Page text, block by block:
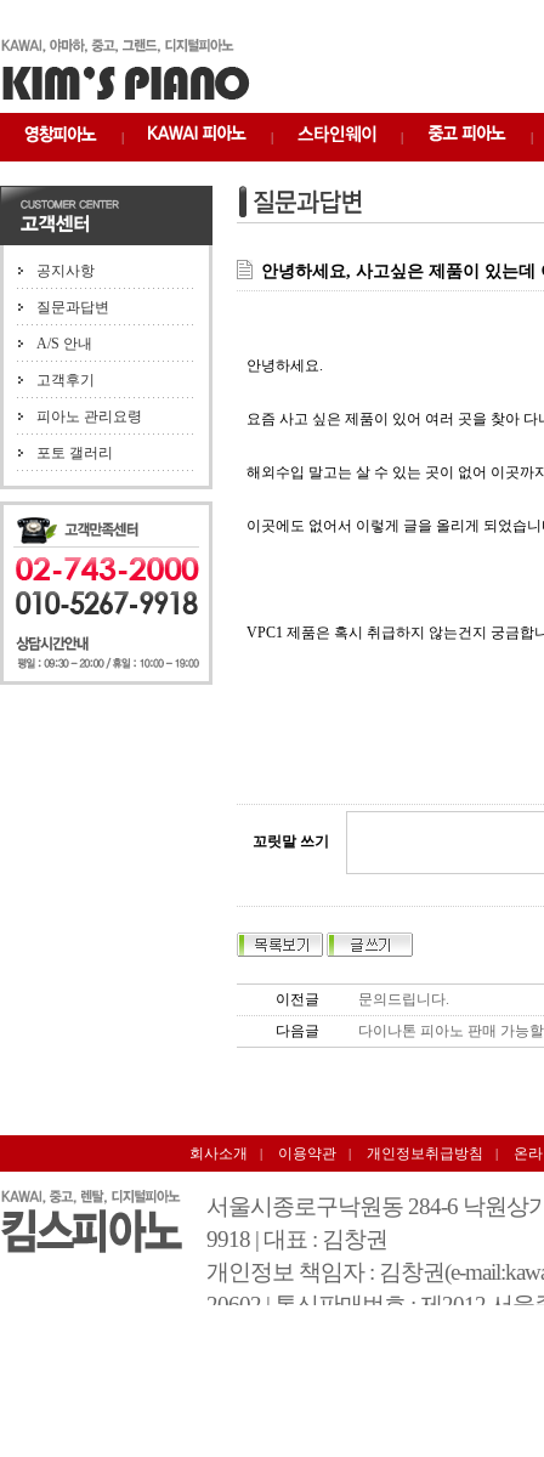
| | | |
공지사항
질문과답변
A/S 안내
고객후기
피아노 관리요령
포토 갤러리
안녕하세요, 사고싶은 제품이 있는
안녕하세요.
요즘 사고 싶은 제품이 있어 여러 곳을 찾아 다
해외수입 말고는 살 수 있는 곳이 없어 이곳까
이곳에도 없어서 이렇게 글을 올리게 되었습
VPC1 제품은 혹시 취급하지 않는건지 궁금합
꼬릿말 쓰기
이전글
문의드립니다.
다음글
다이나톤 피아노 판매 가능
회사소개 이용약관 개인정보취급방침 온
서울시종로구낙원동 284-6 낙원상가
9918 | 대표 : 김창권
개인정보 책임자 : 김창권(e-
20602 | 통신판매번호 : 제2012 서울